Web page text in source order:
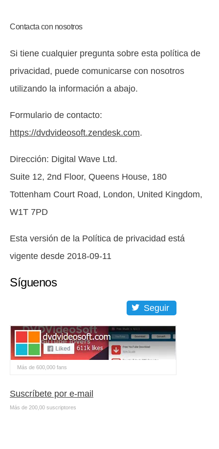
Contacta con nosotros
Si tiene cualquier pregunta sobre esta política de
privacidad, puede comunicarse con nosotros
utilizando la información a abajo.
Formulario de contacto:
https://dvdvideosoft.zendesk.com.
Dirección: Digital Wave Ltd.
Suite 12, 2nd Floor, Queens House, 180
Tottenham Court Road, London, United Kingdom,
W1T 7PD
Esta versión de la Política de privacidad está
vigente desde 2018-09-11
Síguenos
Seguir
Más de 600,000 fans
Suscríbete por e-mail
Más de 200,00 suscriptores